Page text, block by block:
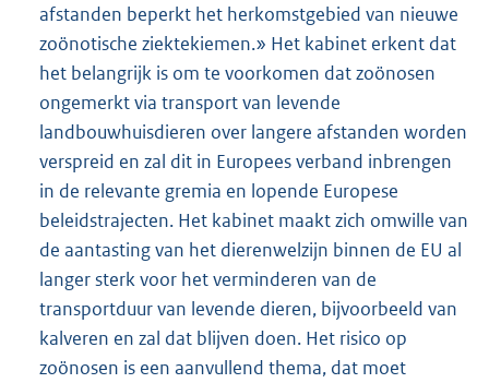
afstanden beperkt het herkomstgebied van nieuwe
zoönotische ziektekiemen.» Het kabinet erkent dat
het belangrijk is om te voorkomen dat zoönosen
ongemerkt via transport van levende
landbouwhuisdieren over langere afstanden worden
verspreid en zal dit in Europees verband inbrengen
in de relevante gremia en lopende Europese
beleidstrajecten. Het kabinet maakt zich omwille van
de aantasting van het dierenwelzijn binnen de EU al
langer sterk voor het verminderen van de
transportduur van levende dieren, bijvoorbeeld van
kalveren en zal dat blijven doen. Het risico op
zoönosen is een aanvullend thema, dat moet